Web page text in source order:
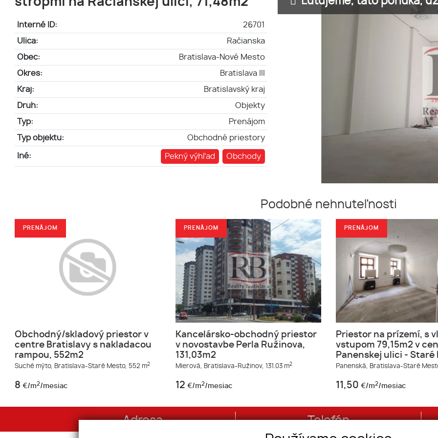
Interné ID: 26701
Ulica: Račianska
Obec: Bratislava-Nové Mesto
Okres: Bratislava III
Kraj: Bratislavský kraj
Druh: Objekty
Typ: Prenájom
Typ objektu: Obchodné priestory
Iné: Pekný výhľad Obchody
Podobné nehnuteľnosti
PRENÁJOM
Obchodný/skladový priestor v
centre Bratislavy s nakladacou
rampou, 552m2
Suché mýto, Bratislava-Staré Mesto, 552 m2
8 €/m2/mesiac
PRENÁJOM
Kancelársko-obchodný priestor
v novostavbe Perla Ružinova,
131,03m2
Mierová, Bratislava-Ružinov, 131.03 m2
12 €/m2/mesiac
PRENÁJOM
Priestor na prízemí, s
vstupom 79,15m2 v
Panenskej ulici - Staré
Panenská, Bratislava-Staré
11,50 €/m2/mesiac
Adresa Telefón